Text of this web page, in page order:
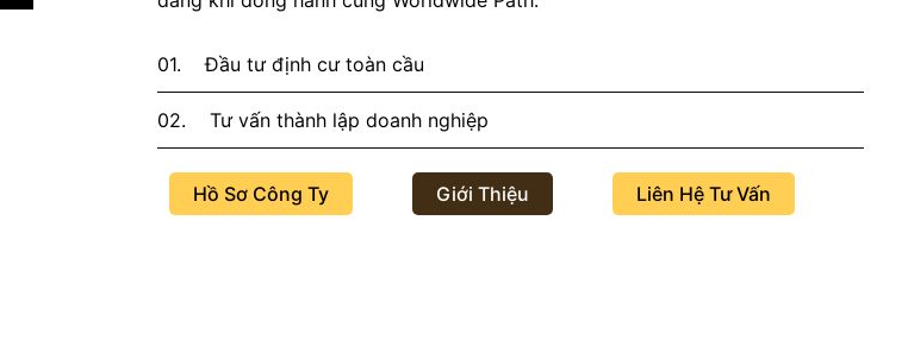
01. Đầu tư định cư toàn cầu
02. Tư vấn thành lập doanh nghiệp
Hồ Sơ Công Ty Giới Thiệu Liên Hệ Tư Vấn